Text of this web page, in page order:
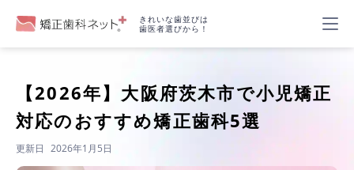
きれいな歯並びは
歯医者選びから！
【2026年】 大阪府茨木市で小児矯正
対応のおすすめ矯正歯科5選
更新日 2026年1月5日